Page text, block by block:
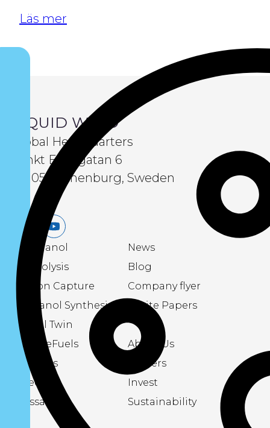
Läs mer
LIQUID WIND
Global Headquarters
Sankt Eriksgatan 6
411 05 Gothenburg, Sweden
LinkedInYoutube
eMethanol
Electrolysis
Carbon Capture
Methanol Synthesis
Digital Twin
News
Blog
Company flyer
White Papers
About eFuels
Podcasts
Videos
Glossary
About Us
Careers
Invest
Sustainability